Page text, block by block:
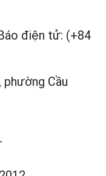
điện tử: (+84
phường Cầu